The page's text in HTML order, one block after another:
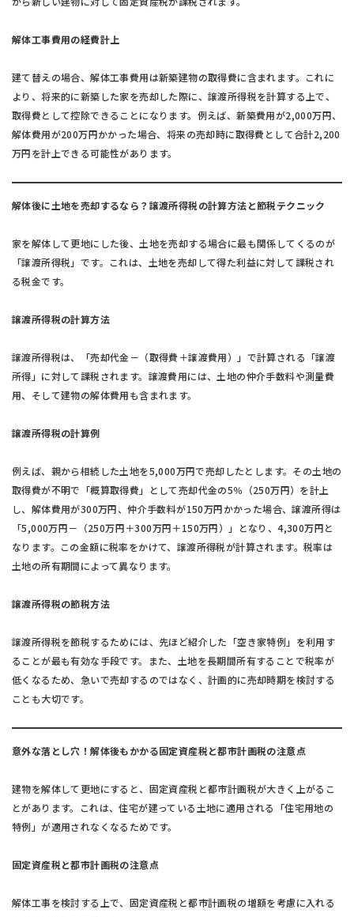
解体工事費用の経費計上
建て替えの場合、解体工事費用は新築建物の取得費に含まれます。これに
より、将来的に新築した家を売却した際に、譲渡所得税を計算する上で、
取得費として控除できることになります。例えば、新築費用が2,000万円、
解体費用が200万円かかった場合、将来の売却時に取得費として合計2,200
万円を計上できる可能性があります。
解体後に土地を売却するなら？譲渡所得税の計算方法と節税テクニック
家を解体して更地にした後、土地を売却する場合に最も関係してくるのが
「譲渡所得税」です。これは、土地を売却して得た利益に対して課税され
る税金です。
譲渡所得税の計算方法
譲渡所得税は、「売却代金－（取得費＋譲渡費用）」で計算される「譲渡
所得」に対して課税されます。譲渡費用には、土地の仲介手数料や測量費
用、そして建物の解体費用も含まれます。
譲渡所得税の計算例
例えば、親から相続した土地を5,000万円で売却したとします。その土地の
取得費が不明で「概算取得費」として売却代金の5％（250万円）を計上
し、解体費用が300万円、仲介手数料が150万円かかった場合、譲渡所得は
「5,000万円－（250万円＋300万円＋150万円）」となり、4,300万円と
なります。この金額に税率をかけて、譲渡所得税が計算されます。税率は
土地の所有期間によって異なります。
譲渡所得税の節税方法
譲渡所得税を節税するためには、先ほど紹介した「空き家特例」を利用す
ることが最も有効な手段です。また、土地を長期間所有することで税率が
低くなるため、急いで売却するのではなく、計画的に売却時期を検討する
ことも大切です。
意外な落とし穴！解体後もかかる固定資産税と都市計画税の注意点
建物を解体して更地にすると、固定資産税と都市計画税が大きく上がるこ
とがあります。これは、住宅が建っている土地に適用される「住宅用地の
特例」が適用されなくなるためです。
固定資産税と都市計画税の注意点
解体工事を検討する上で、固定資産税と都市計画税の増額を考慮に入れる